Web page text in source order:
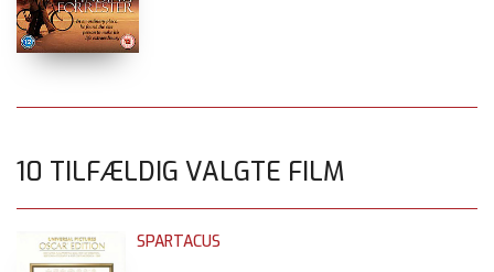
10 TILFÆLDIG VALGTE FILM
SPARTACUS